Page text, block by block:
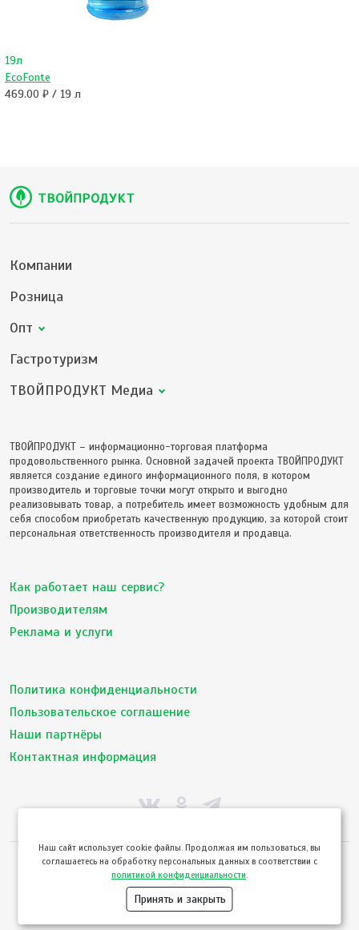
19л
EcoFonte
469.00 ₽ / 19 л
Компании
Розница
Опт
Гастротуризм
ТВОЙПРОДУКТ Медиа
ТВОЙПРОДУКТ – информационно-торговая платформа
продовольственного рынка. Основной задачей проекта ТВОЙПРОДУКТ
является создание единого информационного поля, в котором
производитель и торговые точки могут открыто и выгодно
реализовывать товар, а потребитель имеет возможность удобным для
себя способом приобретать качественную продукцию, за которой стоит
персональная ответственность производителя и продавца.
Как работает наш сервис?
Производителям
Реклама и услуги
Политика конфиденциальности
Пользовательское соглашение
Наши партнёры
Контактная информация
© ТвойПродукт 2010 - 2026
Использование сайта означает согласие сПользовательским соглашением
Политикой конфиденциальностисервиса ТВОЙПРОДУКТ
Hаш сайт использует cookie файлы. Продолжая им пользоваться, вы
соглашаетесь на обработку персональных данных в соответствии с
политикой конфиденциальности
Принять и закрыть